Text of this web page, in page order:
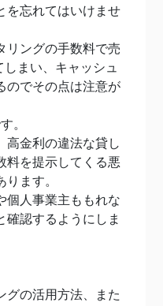
を忘れてはいけませ
リングの手数料で売
まい、キャッシュ
のでその点は注意が
。
高金利の違法な貸し
料を提示してくる悪
ます。
個人事業主ももれな
確認するようにしま
グの活用方法、また